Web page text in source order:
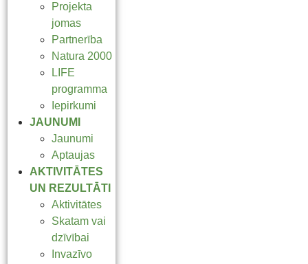
Projekta
jomas
Partnerība
Natura 2000
LIFE
programma
Iepirkumi
JAUNUMI
Jaunumi
Aptaujas
AKTIVITĀTES
UN REZULTĀTI
Aktivitātes
Skatam vai
dzīvībai
Invazīvo